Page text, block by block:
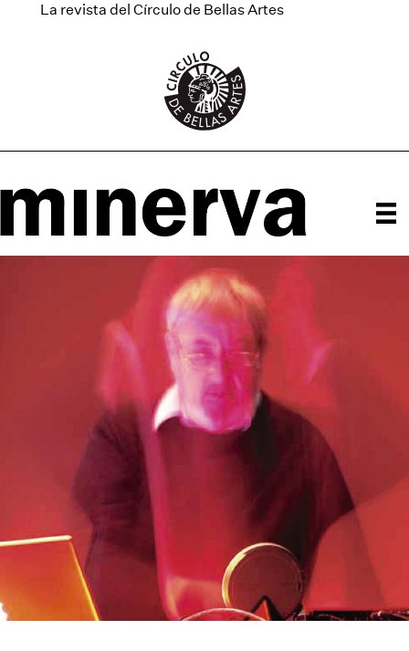
La revista del Círculo de Bellas Artes